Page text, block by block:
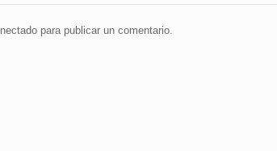
para publicar un comentario.